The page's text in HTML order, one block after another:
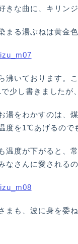
きな曲に、キリン
まる湯ぶねは黄金
沸いております。
で少し書きましたが
湯をわかすのは、
度を1℃あげるので
温度が下がると、
なさんに愛される
まも、波に身を委